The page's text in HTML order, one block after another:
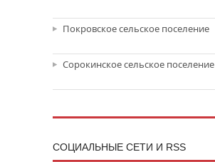
Покровское сельское поселение
Сорокинское сельское поселение
CОЦИАЛЬНЫЕ СЕТИ И RSS